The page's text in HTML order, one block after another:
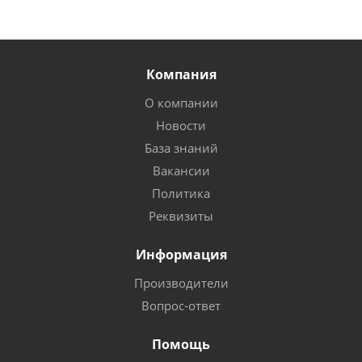
Компания
О компании
Новости
База знаний
Вакансии
Политика
Реквизиты
Информация
Производители
Вопрос-ответ
Помощь